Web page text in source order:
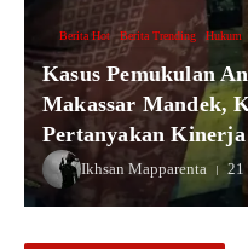
Berita Hot Berita Trending Hukum
Kasus Pemukulan
Makassar Mandek,
Pertanyakan Kinerja
Ikhsan Mapparenta 21